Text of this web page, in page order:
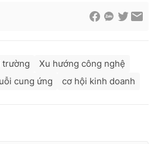
trường
Xu hướng công nghệ
cung ứng cơ hội kinh doanh